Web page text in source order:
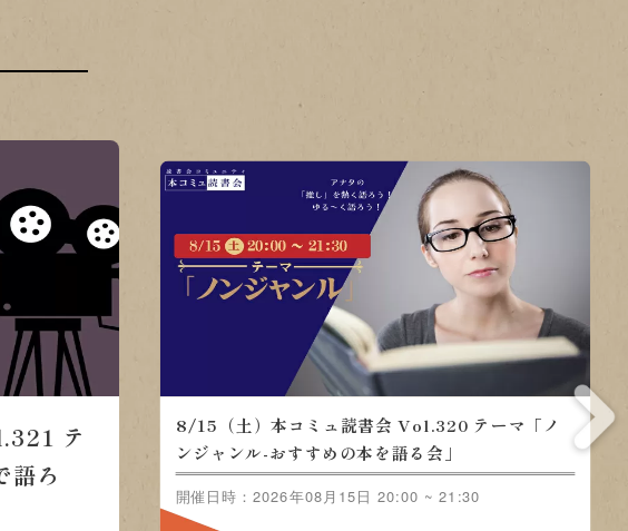
テ
語ろ
8/15（土）本コミュ読書会 Vol.320 テーマ「ノ
ンジャンル-おすすめの本を語る会」
開催日時：2026年08月15日 20:00 ~ 21:30